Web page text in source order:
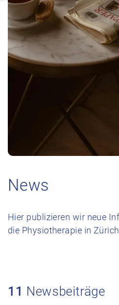
News
Hier publizieren wir neue
die Physiotherapie in
11 Newsbeiträge